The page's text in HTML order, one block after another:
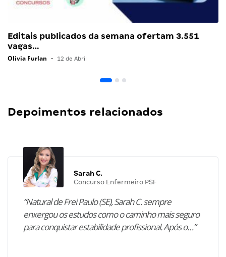
Editais publicados da semana ofertam 3.551
vagas…
Olivia Furlan • 12 de Abril
Depoimentos relacionados
Sarah C.
Concurso Enfermeiro PSF
“Natural de Frei Paulo (SE), Sarah C. sempre
enxergou os estudos como o caminho mais seguro
para conquistar estabilidade profissional. Após o…”